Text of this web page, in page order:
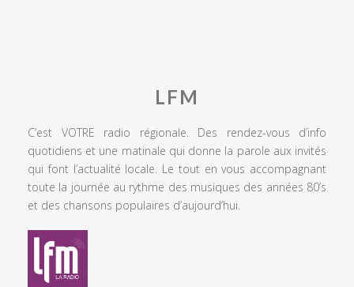
LFM
C’est VOTRE radio régionale. Des rendez-vous d’info
quotidiens et une matinale qui donne la parole aux invités
qui font l’actualité locale. Le tout en vous accompagnant
toute la journée au rythme des musiques des années 80’s
et des chansons populaires d’aujourd’hui.